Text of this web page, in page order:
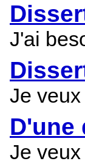
J'ai
Je
D'une
Je